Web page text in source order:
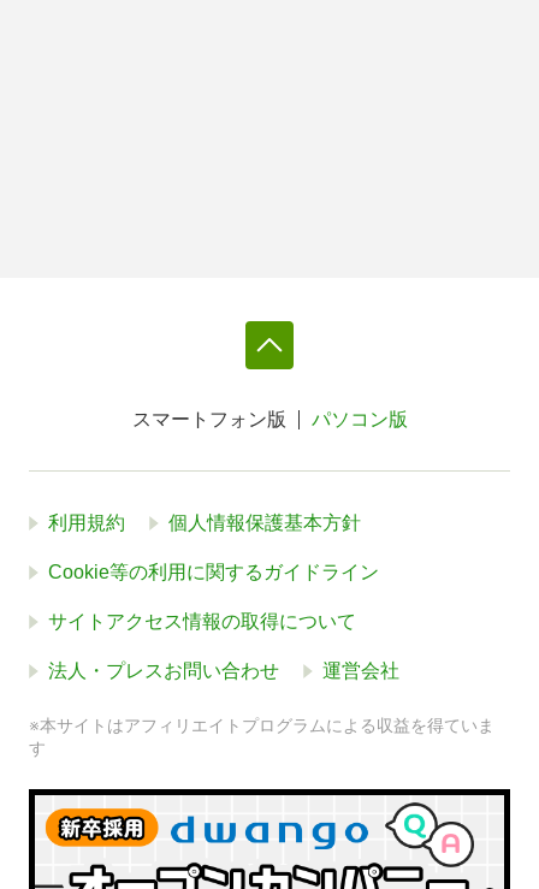
スマートフォン版 パソコン版
利用規約 個人情報保護基本方針
Cookie等の利用に関するガイドライン
サイトアクセス情報の取得について
法人・プレスお問い合わせ 運営会社
※本サイトはアフィリエイトプログラムによる収益を得ていま
す